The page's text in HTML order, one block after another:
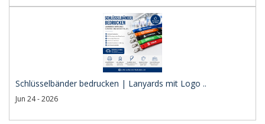
Schlüsselbänder bedrucken | Lanyards mit Logo ..
Jun 24 - 2026